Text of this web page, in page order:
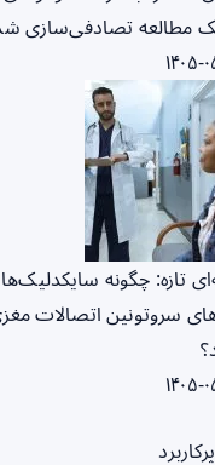
مطالعه تصادفی‌سازی
تازه: چگونه
سروتونین اتصالات